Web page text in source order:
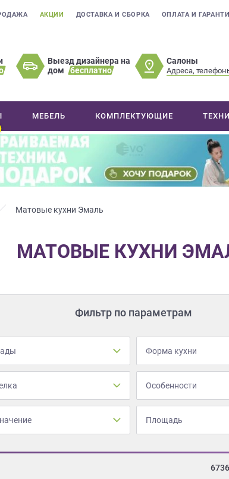
АКЦИИ ДОСТАВКА И СБОРКА ОПЛАТА И
Выезд дизайнера на
дом
бесплатно
Салоны
Адреса,
МЕБЕЛЬ КОМПЛЕКТУЮЩИЕ
Матовые кухни Эмаль
МАТОВЫЕ КУХНИ
Фильтр по параметрам
Форма кухни
Особенности
Площадь